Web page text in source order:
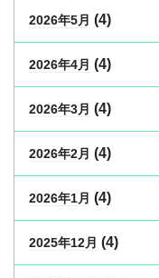
2026年5月 (4)
2026年4月 (4)
2026年3月 (4)
2026年2月 (4)
2026年1月 (4)
2025年12月 (4)